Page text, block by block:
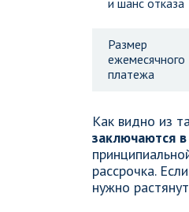
и шанс отказа
Размер
ежемесячного
платежа
Как видно из
заключаются
рассрочка.
нужно